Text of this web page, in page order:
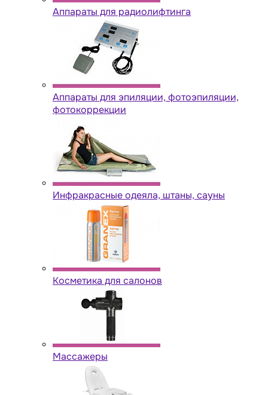
Аппараты для радиолифтинга
Аппараты для эпиляции, фотоэпиляции,
фотокоррекции
Инфракрасные одеяла, штаны, сауны
Косметика для салонов
Массажеры